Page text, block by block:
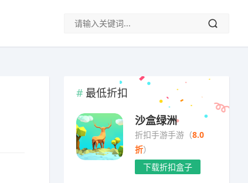
最低折扣
沙盒绿洲
折扣手游手游（8.0
折）
下载折扣盒子